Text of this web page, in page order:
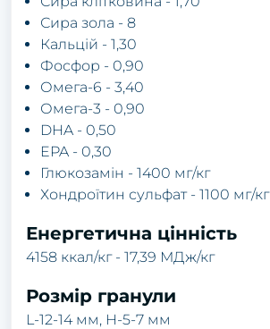
Сира зола - 8
Кальцій - 1,30
Фосфор - 0,90
Омега-6 - 3,40
Омега-3 - 0,90
DHA - 0,50
EPA - 0,30
Глюкозамін - 1400 мг/кг
Хондроїтин сульфат - 1100 мг/кг
Енергетична цінність
4158 ккал/кг - 17,39 МДж/кг
Розмір гранули
L-12-14 мм, H-5-7 мм